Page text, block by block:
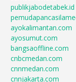
publikjabodetabek.id
ayokalimantan.com
ayosumut.com
bangsaoffline.com
cnbcmedan.com
cnnmedan.com
cnnjakarta.com